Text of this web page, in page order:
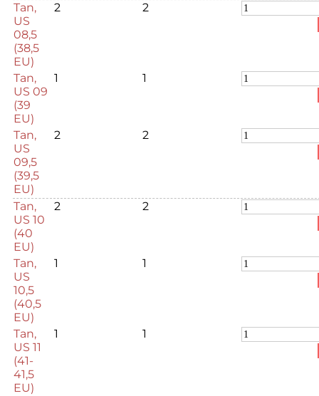
Tan,
US
08,5
(38,5
EU)
2 2
Tan,
US 09
(39
EU)
1 1
Tan,
US
09,5
(39,5
EU)
2 2
Tan,
US 10
(40
EU)
2 2
Tan,
US
10,5
(40,5
EU)
1 1
Tan,
US 11
(41-
41,5
EU)
1 1